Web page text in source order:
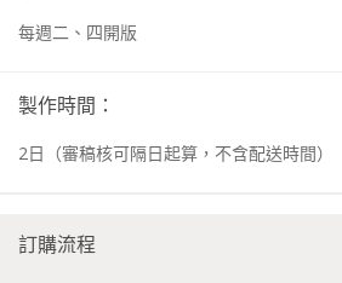
每週二、四開版
製作時間：
2日 （審稿核可隔日起算，不含配送時間）
訂購流程